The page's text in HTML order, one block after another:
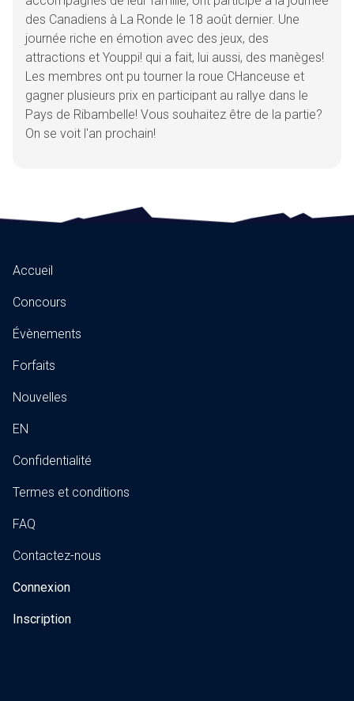
des Canadiens à La Ronde le 18 août dernier. Une
journée riche en émotion avec des jeux, des
attractions et Youppi! qui a fait, lui aussi, des manèges!
Les membres ont pu tourner la roue CHanceuse et
gagner plusieurs prix en participant au rallye dans le
Pays de Ribambelle! Vous souhaitez être de la partie?
On se voit l'an prochain!
Accueil
Concours
Évènements
Forfaits
Nouvelles
EN
Confidentialité
Termes et conditions
FAQ
Contactez-nous
Connexion
Inscription